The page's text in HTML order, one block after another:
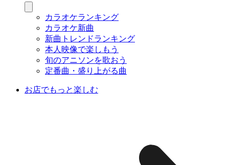
カラオケランキング
カラオケ新曲
新曲トレンドランキング
本人映像で楽しもう
旬のアニソンを歌おう
定番曲・盛り上がる曲
お店でもっと楽しむ